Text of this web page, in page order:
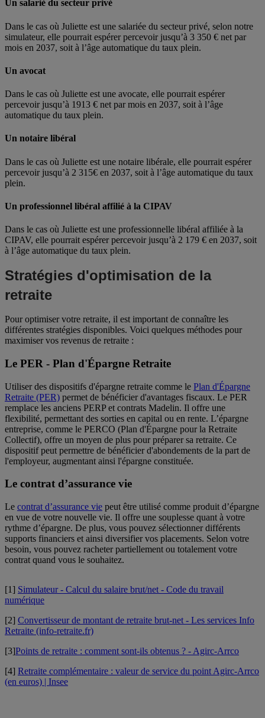
Un salarié du secteur privé
Dans le cas où Juliette est une salariée du secteur privé, selon notre
simulateur, elle pourrait espérer percevoir jusqu’à 3 350 € net par
mois en 2037, soit à l’âge automatique du taux plein.
Un avocat
Dans le cas où Juliette est une avocate, elle pourrait espérer
percevoir jusqu’à 1913 € net par mois en 2037, soit à l’âge
automatique du taux plein.
Un notaire libéral
Dans le cas où Juliette est une notaire libérale, elle pourrait espérer
percevoir jusqu’à 2 315€ en 2037, soit à l’âge automatique du taux
plein.
Un professionnel libéral affilié à la CIPAV
Dans le cas où Juliette est une professionnelle libéral affiliée à la
CIPAV, elle pourrait espérer percevoir jusqu’à 2 179 € en 2037, soit
à l’âge automatique du taux plein.
Stratégies d'optimisation de la
retraite
Pour optimiser votre retraite, il est important de connaître les
différentes stratégies disponibles. Voici quelques méthodes pour
maximiser vos revenus de retraite :
Le PER - Plan d'Épargne Retraite
Utiliser des dispositifs d'épargne retraite comme le Plan d'Épargne
Retraite (PER) permet de bénéficier d'avantages fiscaux. Le PER
remplace les anciens PERP et contrats Madelin. Il offre une
flexibilité, permettant des sorties en capital ou en rente. L’épargne
entreprise, comme le PERCO (Plan d'Épargne pour la Retraite
Collectif), offre un moyen de plus pour préparer sa retraite. Ce
dispositif peut permettre de bénéficier d'abondements de la part de
l'employeur, augmentant ainsi l'épargne constituée.
Le contrat d’assurance vie
Le contrat d’assurance vie peut être utilisé comme produit d’épargne
en vue de votre nouvelle vie. Il offre une souplesse quant à votre
rythme d’épargne. De plus, vous pouvez sélectionner différents
supports financiers et ainsi diversifier vos placements. Selon votre
besoin, vous pouvez racheter partiellement ou totalement votre
contrat quand vous le souhaitez.
[1] Simulateur - Calcul du salaire brut/net - Code du travail
numérique
[2] Convertisseur de montant de retraite brut-net - Les services Info
Retraite (info-retraite.fr)
[3]Points de retraite : comment sont-ils obtenus ? - Agirc-Arrco
[4] Retraite complémentaire : valeur de service du point Agirc-Arrco
(en euros) | Insee